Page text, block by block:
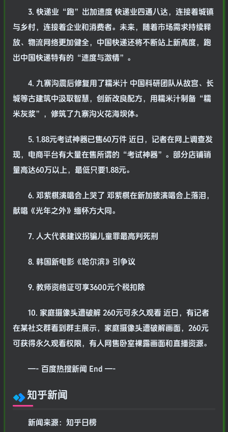
3. 快递业“跑”出加速度 快递业四通八达，连接着城镇
与乡村，连接着企业和消费者。未来，随着市场需求持续释
放、物流网络更加健全，中国快递还将不断站上新高度，跑
出中国快递特有的“速度与激情”。
4. 九寨沟震后修复用了糯米汁 中国科研团队从故宫、长
城等古建筑中汲取智慧，创新改良配方，用糯米汁制备“糯
米灰浆”，修筑了九寨沟火花海坝体。
5. 1.88元考试神器已售60万件 近日，记者在网上调查发
现，电商平台有大量在售所谓的“考试神器”。部分店铺销
量高达60万以上，最低只要1.88元。
6. 邓紫棋演唱会上哭了 邓紫棋在新加披演唱会上落泪，
献唱《光年之外》缅怀方大同。
7. 人大代表建议拐骗儿童罪最高判死刑
8. 韩国新电影《哈尔滨》引争议
9. 教师资格证可享3600元个税扣除
10. 家庭摄像头遭破解 260元可永久观看 近日，有记者
在某社交群看到群主展示，家庭摄像头遭破解画面，260元
可获得永久观看权限，有人网售卧室裸露画面和直播资源。
—- 百度热搜新闻 End —-
知乎新闻
新闻来源：知乎日榜